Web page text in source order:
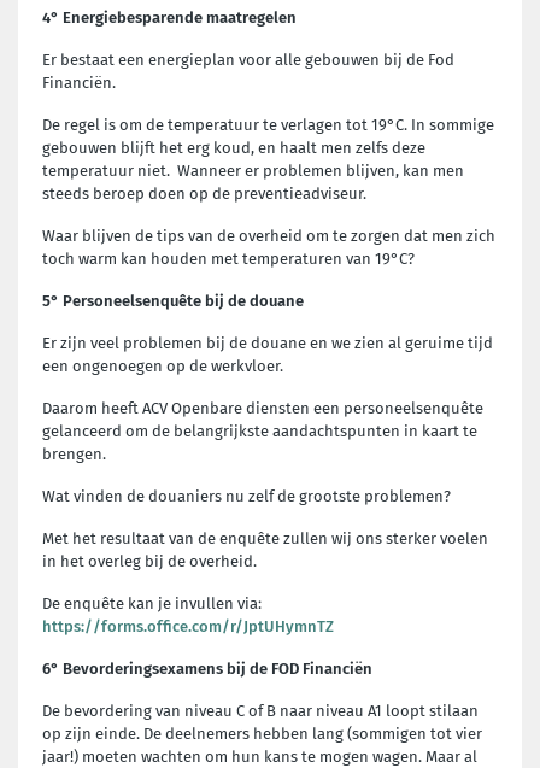
4° Energiebesparende maatregelen
Er bestaat een energieplan voor alle gebouwen bij de Fod
Financiën.
De regel is om de temperatuur te verlagen tot 19°C. In sommige
gebouwen blijft het erg koud, en haalt men zelfs deze
temperatuur niet. Wanneer er problemen blijven, kan men
steeds beroep doen op de preventieadviseur.
Waar blijven de tips van de overheid om te zorgen dat men zich
toch warm kan houden met temperaturen van 19°C?
5° Personeelsenquête bij de douane
Er zijn veel problemen bij de douane en we zien al geruime tijd
een ongenoegen op de werkvloer.
Daarom heeft ACV Openbare diensten een personeelsenquête
gelanceerd om de belangrijkste aandachtspunten in kaart te
brengen.
Wat vinden de douaniers nu zelf de grootste problemen?
Met het resultaat van de enquête zullen wij ons sterker voelen
in het overleg bij de overheid.
De enquête kan je invullen via:
https://forms.office.com/r/JptUHymnTZ
6° Bevorderingsexamens bij de FOD Financiën
De bevordering van niveau C of B naar niveau A1 loopt stilaan
op zijn einde. De deelnemers hebben lang (sommigen tot vier
jaar!) moeten wachten om hun kans te mogen wagen. Maar al